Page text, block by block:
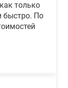
только
быстро. По